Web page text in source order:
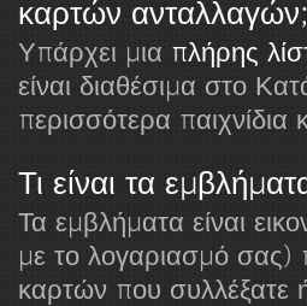
καρτών ανταλλαγών;
Υπάρχει μια πλήρης
είναι διαθέσιμα στο
περισσότερα
Τι είναι τα
Τα εμβλήματα είναι
με το λογαριασμό
καρτών που συλλέξατε